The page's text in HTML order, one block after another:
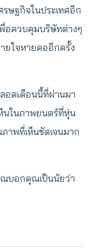
รษฐกิจในประเทศอีก
อควบคุมบริษัทต่างๆ
ยใจหายคออีกครั้ง
อดเดือนนี้ที่ผ่านมา
นในภาพยนตร์ที่หุ่น
าพที่เห็นชัดเจนมาก
บอกคุณเป็นนัยว่า